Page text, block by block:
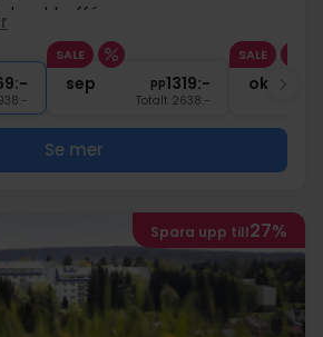
lunchbuffé
till kl 14.00
SALE
sep pp1319:-
Totalt 2638:-
SALE
okt
Se mer
Spara upp till27%